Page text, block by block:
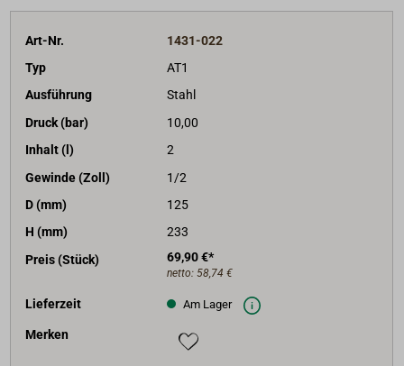
Art-Nr.
1431-022
Typ
AT1
Ausführung
Stahl
Druck (bar)
10,00
Inhalt (l)
2
Gewinde (Zoll)
1/2
D (mm)
125
H (mm)
233
Preis (Stück)
69,90 €*
netto: 58,74 €
Lieferzeit Am Lager
Merken